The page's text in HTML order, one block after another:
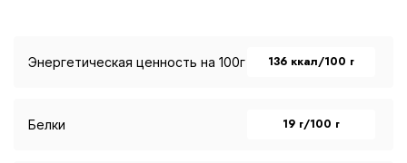
Энергетическая ценность на 100г 136 ккал/100 г
Белки 19 г/100 г